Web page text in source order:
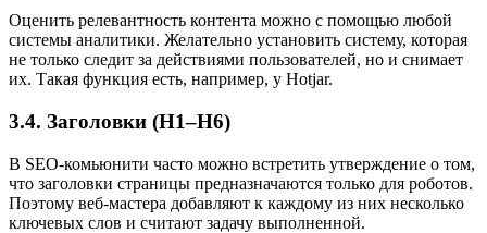
Оценить релевантность контента можно с помощью любой
системы аналитики. Желательно установить систему, которая
не только следит за действиями пользователей, но и снимает
их. Такая функция есть, например, у Hotjar.
3.4. Заголовки (Н1–Н6)
В SEO-комьюнити часто можно встретить утверждение о том,
что заголовки страницы предназначаются только для роботов.
Поэтому веб-мастера добавляют к каждому из них несколько
ключевых слов и считают задачу выполненной.